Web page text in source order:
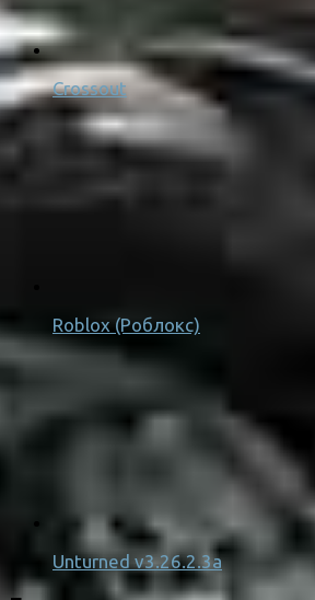
Crossout
Roblox (Роблокс)
Unturned v3.26.2.3a